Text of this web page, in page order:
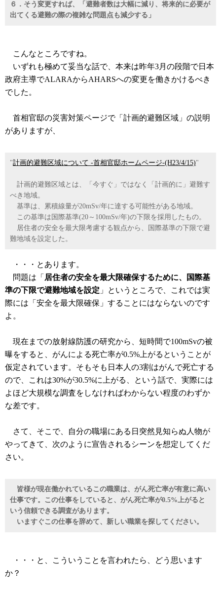
６．そう変更すれば、「避難者数は大幅に減り、将来的に必要が
出てくる避難の際の複雑な問題点も減少する」
こんなところですね。
いずれも極めて妥当な話で、本来は昨年3月の段階で日本
政府主導でALARAからAHARSへの変更を働きかけるべき
でした。
首相官邸の災害対策ページで「計画的避難区域」の説明
がありますが、
"計画的避難区域について -首相官邸ホームページ-(H23/4/15)"
計画的避難区域とは、「今すぐ」ではなく「計画的に」避難す
べき地域。
基準は、累積線量が20mSv/年に達する可能性がある地域。
この基準は国際基準(20～100mSv/年)の下限を採用したもの。
居住者の安全を最大限考慮する観点から、国際基準の下限で避
難地域を設定した。
・・・とあります。
問題は「 居住者の安全を最大限確保するために、国際基
準の下限で避難地域を設定 」というところで、これでは実
際には「安全を最大限確保」することにはならないのです
よ。
現在までの放射線防護の研究から、短時間で100mSvの被
曝をすると、がんによる死亡率が0.5%上がるということが
仮定されています。そもそも日本人の3割はがんで死亡する
ので、これは30%が30.5%に上がる、という話で、実際には
よほど大規模な調査をしなければわからない程度のわずか
な差です。
さて、そこで、自分の職場にある日突然見知らぬ人物が
やってきて、次のように宣告されるシーンを想定してくだ
さい。
皆様が現在働かれているこの職業は、がん死亡率が有意に高い
仕事です。この仕事をしていると、がん死亡率が0.5%上がると
いう信頼できる調査があります。
いますぐこの仕事を辞めて、新しい職業を探してください。
・・・と、こういうことを言われたら、どう思います
か？